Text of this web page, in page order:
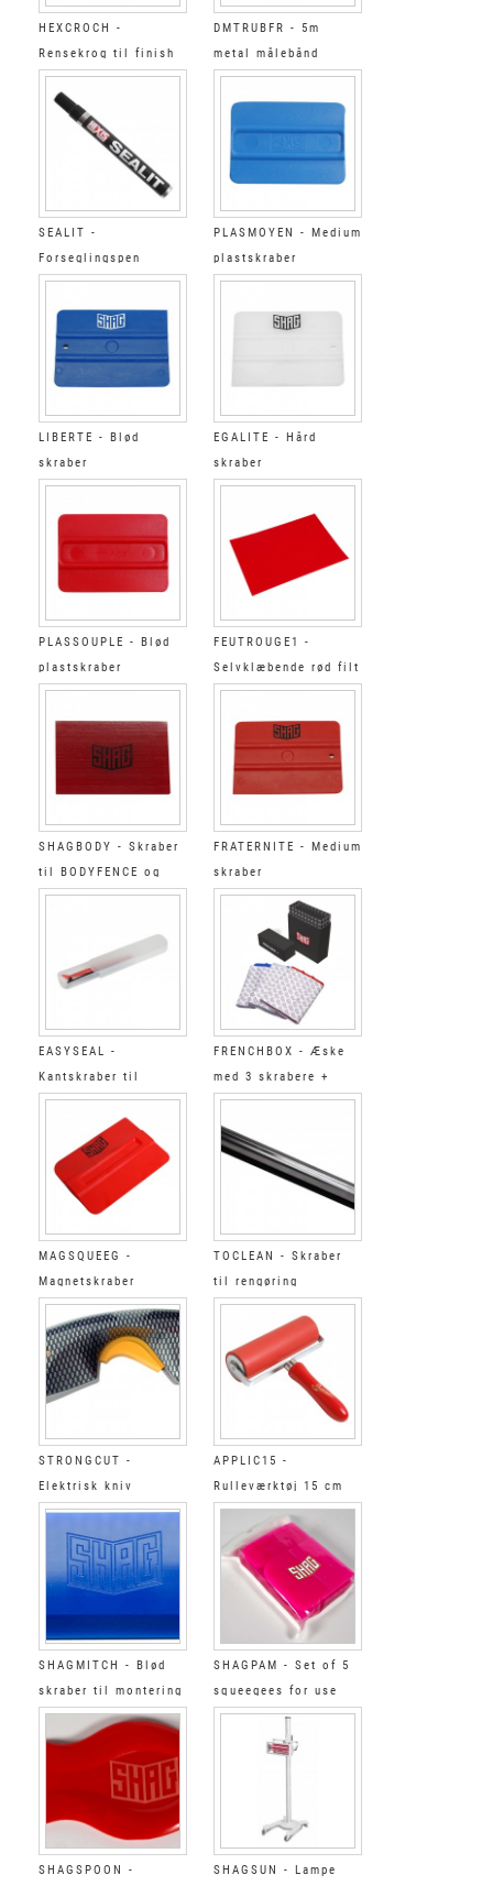
HEXCROCH -
Rensekrog til finish
DMTRUBFR - 5m
metal målebånd
SEALIT -
Forseglingspen
PLASMOYEN - Medium
plastskraber
LIBERTE - Blød
skraber
EGALITE - Hård
skraber
PLASSOUPLE - Blød
plastskraber
FEUTROUGE1 -
Selvklæbende rød filt
- A5 størrelse
SHAGBODY - Skraber
til BODYFENCE og
beskyttelsesfilm
FRATERNITE - Medium
skraber
EASYSEAL -
Kantskraber til
wrapping
FRENCHBOX - Æske
med 3 skrabere +
beskyttelsesmanchetter
MAGSQUEEG -
Magnetskraber
TOCLEAN - Skraber
til rengøring
STRONGCUT -
Elektrisk kniv
APPLIC15 -
Rulleværktøj 15 cm
SHAGMITCH - Blød
skraber til montering
af solfilm
SHAGPAM - Set of 5
squeegees for use
with BODYFENCE®
SHAGSPOON -
SHAGSUN - Lampe